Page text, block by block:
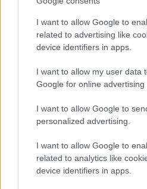
I want to allow Google to
related to advertising like
device identifiers in apps.
I want to allow my user data
Google for online advertising
I want to allow Google to
personalized advertising.
I want to allow Google to
related to analytics like
device identifiers in apps.
Ντόναλντ Τραμπ
φορά ότι οιυψηλές
ενδέχεται να επιμείνουν
Διαβάστε περισσότερα
ΕΘΝΟΣ θα παρεμβαίνει και τα
διαγράφονται